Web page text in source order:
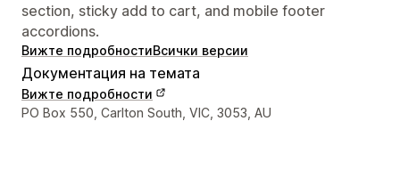
section, sticky add to cart, and mobile footer
accordions.
Вижте подробностиВсички версии
Документация на темата
Вижте подробности
Данни за връзка с дизайнера
PO Box 550, Carlton South, VIC, 3053, AU